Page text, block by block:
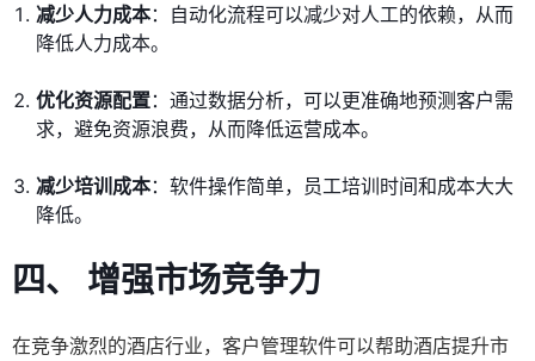
减少人力成本：自动化流程可以减少对人工的依赖，从而
降低人力成本。
优化资源配置：通过数据分析，可以更准确地预测客户需
求，避免资源浪费，从而降低运营成本。
减少培训成本：软件操作简单，员工培训时间和成本大大
降低。
四、 增强市场竞争力
在竞争激烈的酒店行业，客户管理软件可以帮助酒店提升市